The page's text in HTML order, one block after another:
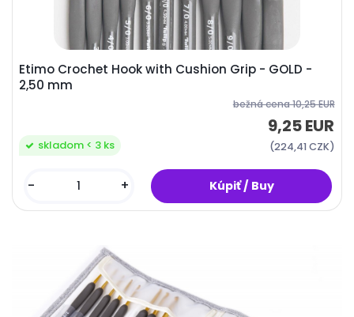
Etimo Crochet Hook with Cushion Grip - GOLD -
2,50 mm
bežná cena10,25 EUR
9,25 EUR
(224,41 CZK)
skladom < 3 ks
- +